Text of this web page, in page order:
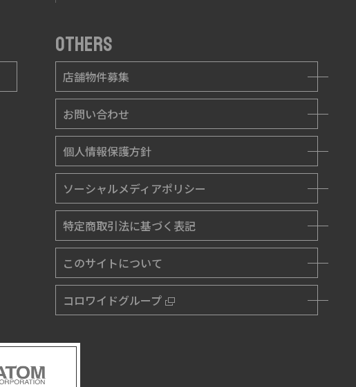
OTHERS
店舗物件募集
お問い合わせ
個人情報保護方針
ソーシャルメディアポリシー
特定商取引法に基づく表記
このサイトについて
コロワイドグループ